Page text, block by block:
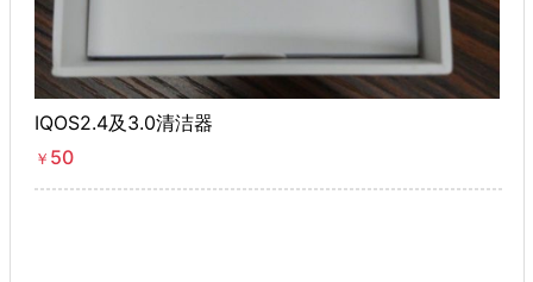
IQOS2.4及3.0清洁器
￥ 50